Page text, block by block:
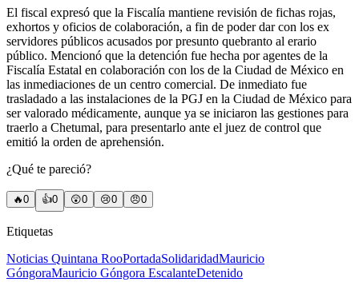
El fiscal expresó que la Fiscalía mantiene revisión de fichas rojas,
exhortos y oficios de colaboración, a fin de poder dar con los ex
servidores públicos acusados por presunto quebranto al erario
público. Mencionó que la detención fue hecha por agentes de la
Fiscalía Estatal en colaboración con los de la Ciudad de México en
las inmediaciones de un centro comercial. De inmediato fue
trasladado a las instalaciones de la PGJ en la Ciudad de México para
ser valorado médicamente, aunque ya se iniciaron las gestiones para
traerlo a Chetumal, para presentarlo ante el juez de control que
emitió la orden de aprehensión.
¿Qué te pareció?
🔥0 👍0 😲0 😢0 😠0
Etiquetas
Noticias Quintana RooPortadaSolidaridadMauricio
GóngoraMauricio Góngora EscalanteDetenido